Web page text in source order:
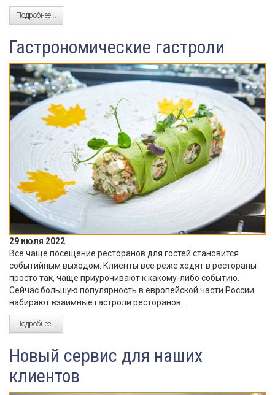
Подробнее...
Гастрономические гастроли
29 июля 2022
Всё чаще посещение ресторанов для гостей становится
событийным выходом. Клиенты все реже ходят в рестораны
просто так, чаще приурочивают к какому-либо событию.
Сейчас большую популярность в европейской части России
набирают взаимные гастроли ресторанов...
Подробнее...
Новый сервис для наших
клиентов